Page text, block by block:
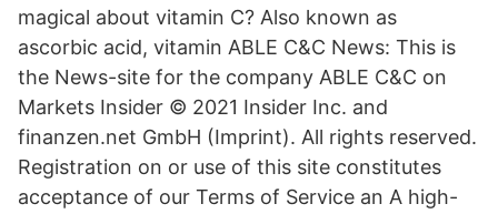
magical about vitamin C? Also known as
ascorbic acid, vitamin ABLE C&C News: This is
the News-site for the company ABLE C&C on
Markets Insider © 2021 Insider Inc. and
finanzen.net GmbH (Imprint). All rights reserved.
Registration on or use of this site constitutes
acceptance of our Terms of Service an A high-